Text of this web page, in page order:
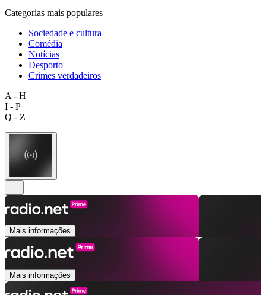
Categorias mais populares
Sociedade e cultura
Comédia
Notícias
Desporto
Crimes verdadeiros
A - H
I - P
Q - Z
Mais informações
Mais informações